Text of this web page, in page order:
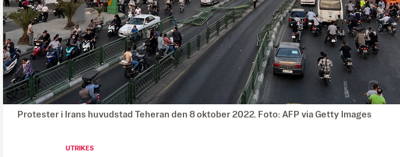
Protester i Irans huvudstad Teheran den 8 oktober 2022. Foto: AFP via Getty Images
UTRIKES